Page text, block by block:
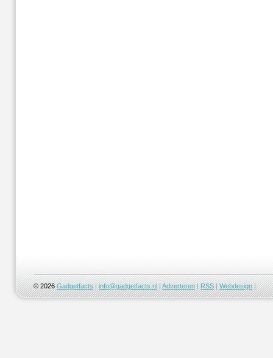
© 2026Gadgetfacts |info@gadgetfacts.nl|Adverteren|RSS|Webdesign|